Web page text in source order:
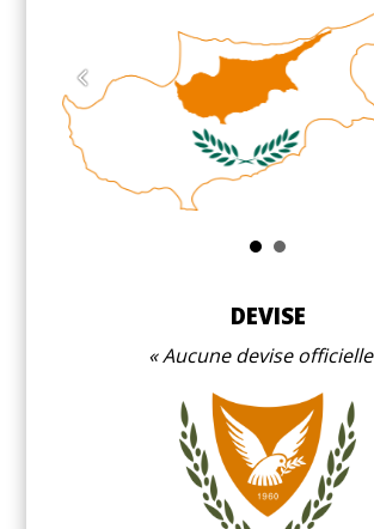
DEVISE
Aucune devise officielle